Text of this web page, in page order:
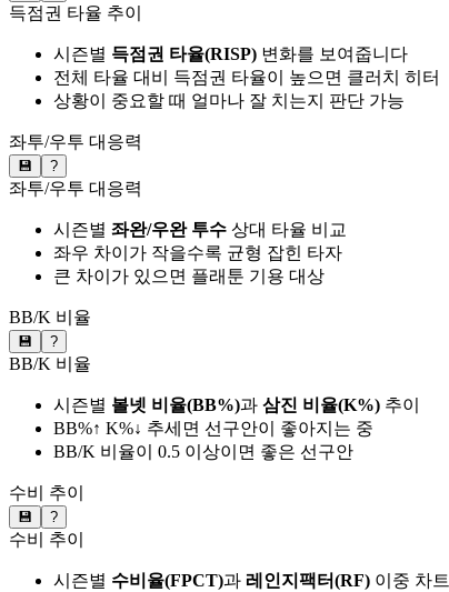
득점권 타율 추이
시즌별 득점권 타율(RISP) 변화를 보여줍니다
전체 타율 대비 득점권 타율이 높으면 클러치 히터
상황이 중요할 때 얼마나 잘 치는지 판단 가능
좌투/우투 대응력
💾 ?
좌투/우투 대응력
시즌별 좌완/우완 투수 상대 타율 비교
좌우 차이가 작을수록 균형 잡힌 타자
큰 차이가 있으면 플래툰 기용 대상
BB/K 비율
💾 ?
BB/K 비율
시즌별 볼넷 비율(BB%)과 삼진 비율(K%) 추이
BB%↑ K%↓ 추세면 선구안이 좋아지는 중
BB/K 비율이 0.5 이상이면 좋은 선구안
수비 추이
💾 ?
수비 추이
시즌별 수비율(FPCT)과 레인지팩터(RF) 이중 차트